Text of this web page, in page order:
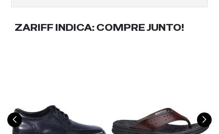
ZARIFF INDICA: COMPRE JUNTO!